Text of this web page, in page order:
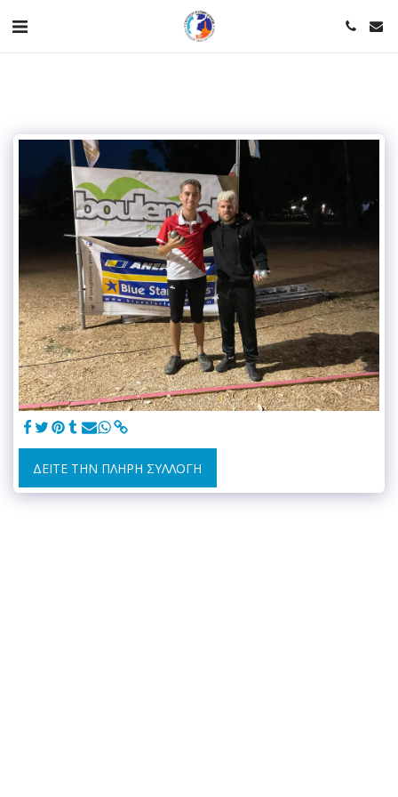
ΔΕΊΤΕ ΤΗΝ ΠΛΉΡΗ ΣΥΛΛΟΓΉ